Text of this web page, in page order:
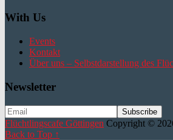
With Us
Events
Kontakt
Über uns – Selbstdarstellung des
Newsletter
Flüchtlingscafe Göttingen Copyright ©
Back to Top ↑